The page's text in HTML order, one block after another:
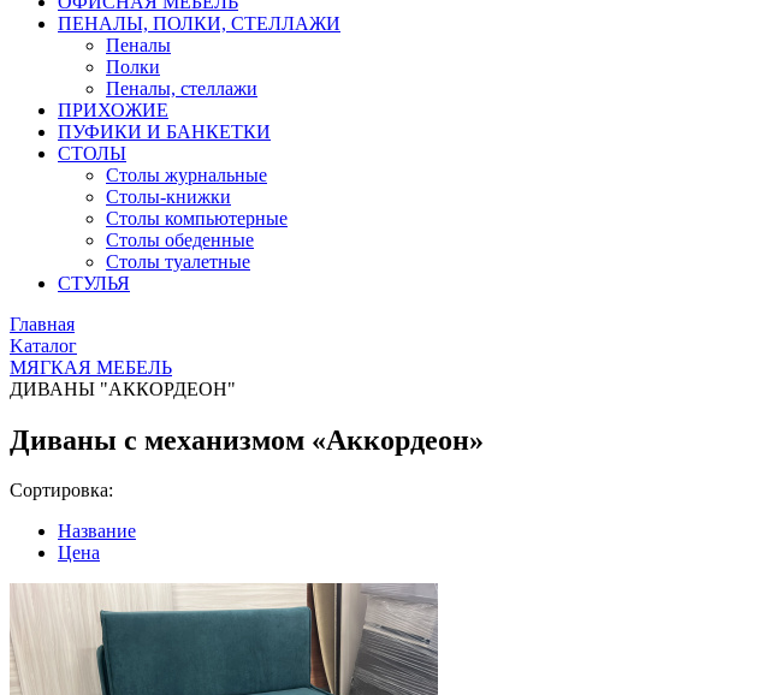
ПЕНАЛЫ, ПОЛКИ, СТЕЛЛАЖИ
Пеналы
Полки
Пеналы, стеллажи
ПРИХОЖИЕ
ПУФИКИ И БАНКЕТКИ
СТОЛЫ
Столы журнальные
Столы-книжки
Столы компьютерные
Столы обеденные
Столы туалетные
СТУЛЬЯ
Главная
Kаталог
МЯГКАЯ МЕБЕЛЬ
ДИВАНЫ "АККОРДЕОН"
Диваны с механизмом «Аккордеон»
Сортировка:
Название
Цена